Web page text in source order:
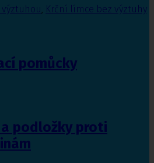
Krční límce bez výztuhy
pomůcky
podložky proti